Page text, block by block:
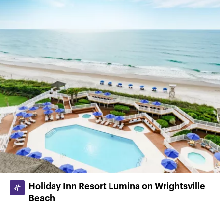
Holiday Inn Resort Lumina on Wrightsville
Beach